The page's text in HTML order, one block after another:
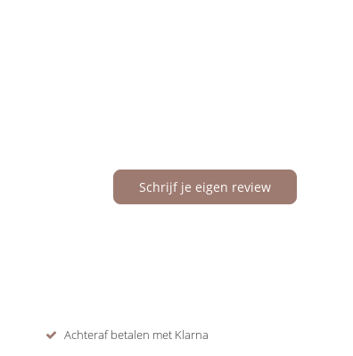
Schrijf je eigen review
Achteraf betalen met Klarna